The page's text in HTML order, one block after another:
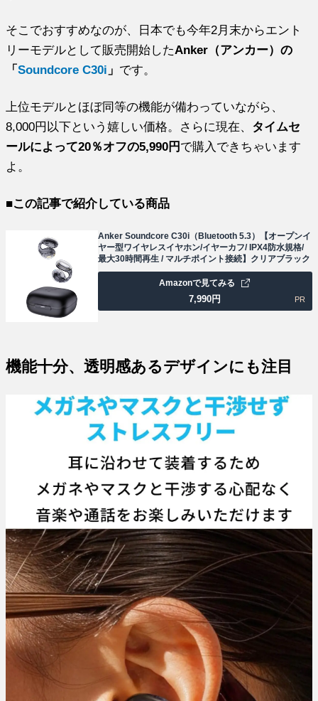
そこでおすすめなのが、日本でも今年2月末からエント
リーモデルとして販売開始したAnker（アンカー）の
「Soundcore C30i 」 です。
上位モデルとほぼ同等の機能が備わっていながら、
8,000円以下という嬉しい価格。さらに現在、 タイムセ
ールによって20％オフの5,990円 で購入できちゃいます
よ。
■この記事で紹介している商品
Anker Soundcore C30i（Bluetooth 5.3）【オープンイ
ヤー型ワイヤレスイヤホン/イヤーカフ/ IPX4防水規格/
最大30時間再生 / マルチポイント接続】クリアブラック
7,990円
Amazonで見てみる
PR
機能十分、透明感あるデザインにも注目